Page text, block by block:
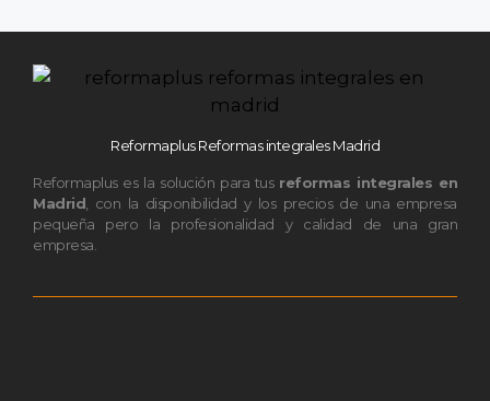
Reformaplus Reformas integrales Madrid
Reformaplus es la solución para tus reformas integrales en
Madrid , con la disponibilidad y los precios de una empresa
pequeña pero la profesionalidad y calidad de una gran
empresa.